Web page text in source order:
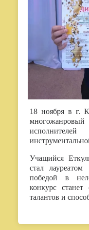
18 ноября в г.
Учащийся
стал
победой в
конкурс станет
талантов и